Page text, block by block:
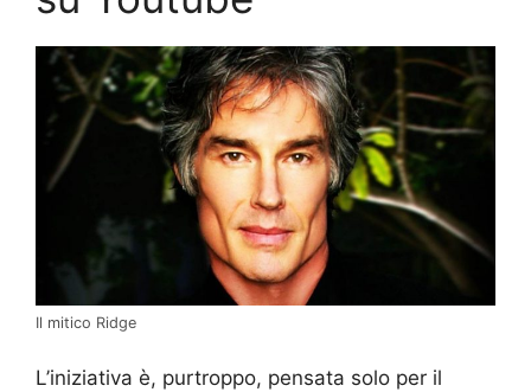
Il mitico Ridge
L’iniziativa è, purtroppo, pensata solo per il